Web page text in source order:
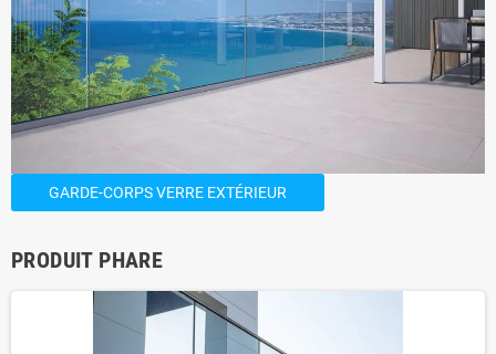
GARDE-CORPS VERRE EXTÉRIEUR
PRODUIT PHARE